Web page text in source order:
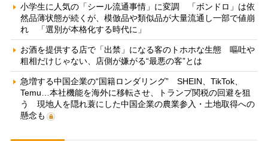
小学生に人気の「シール流通事情」に変調 「ボンドロ」は依
然品薄状態が続くが、模倣品や類似品が大量流通し一部で値崩
れ 「選別が本格化する時代に」
お酒を提供する店で「出禁」になる客のトホホな生態 嘔吐や
粗相だけじゃない、店側が嫌がる“最悪の客”とは
急増する中国企業の“国籍ロンダリング” SHEIN、TikTok、
Temu…本社機能を海外に移転させ、トランプ関税の回避を狙
う 現地人を隠れ蓑にした中国企業の農業参入・土地取得への
懸念も